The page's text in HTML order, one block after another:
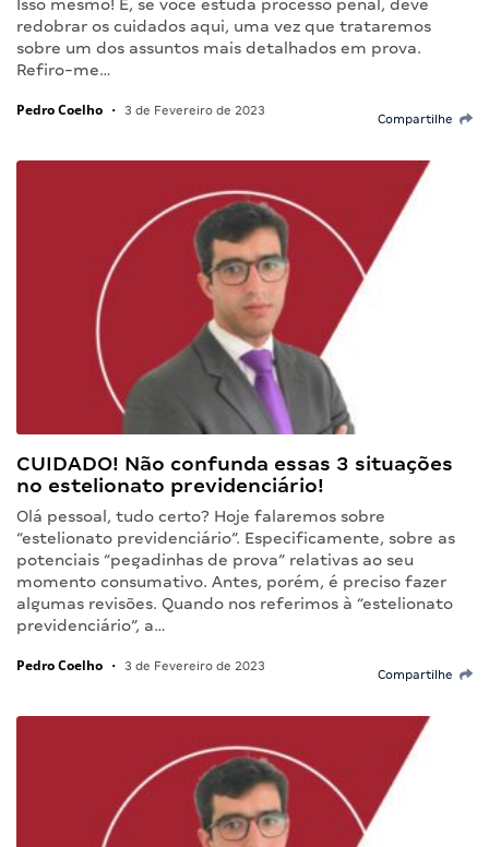
Isso mesmo! E, se você estuda processo penal, deve
redobrar os cuidados aqui, uma vez que trataremos
sobre um dos assuntos mais detalhados em prova.
Refiro-me…
Pedro Coelho • 3 de Fevereiro de 2023
Compartilhe
CUIDADO! Não confunda essas 3 situações
no estelionato previdenciário!
Olá pessoal, tudo certo? Hoje falaremos sobre
“estelionato previdenciário”. Especificamente, sobre as
potenciais “pegadinhas de prova” relativas ao seu
momento consumativo. Antes, porém, é preciso fazer
algumas revisões. Quando nos referimos à “estelionato
previdenciário”, a…
Pedro Coelho • 3 de Fevereiro de 2023
Compartilhe